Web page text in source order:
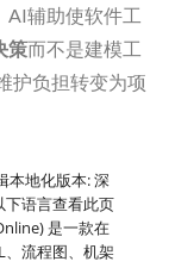
AI辅助使软件工
策而不是建模工
护负担转变为项
本地化版本: 深
下语言查看此页
是一款在
流程图、机架